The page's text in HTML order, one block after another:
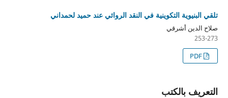
تلقي البنيوية التكوينية في النقد الروائي عند حميد لحمداني
صلاح الدين أشرقي
253-273
PDF
التعريف بالكتب